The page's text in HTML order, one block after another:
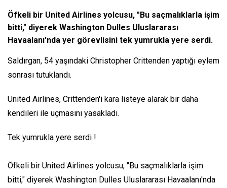
Öfkeli bir United Airlines yolcusu, "Bu saçmalıklarla işim
bitti," diyerek Washington Dulles Uluslararası
Havaalanı'nda yer görevlisini tek yumrukla yere serdi.
Saldırgan, 54 yaşındaki Christopher Crittenden yaptığı eylem
sonrası tutuklandı.
United Airlines, Crittenden'i kara listeye alarak bir daha
kendileri ile uçmasını yasakladı.
Tek yumrukla yere serdi !
Öfkeli bir United Airlines yolcusu, "Bu saçmalıklarla işim
bitti," diyerek Washington Dulles Uluslararası Havaalanı'nda